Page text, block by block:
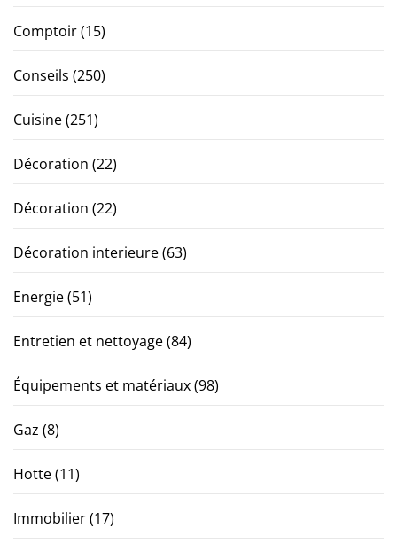
Comptoir(15)
Conseils (250)
Cuisine(251)
Décoration (22)
Décoration (22)
Décoration interieure(63)
Energie(51)
Entretien et nettoyage(84)
Équipements et matériaux(98)
Gaz (8)
Hotte(11)
Immobilier(17)